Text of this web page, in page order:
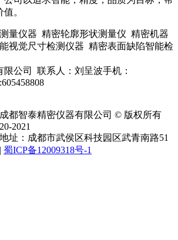
。
量仪器 精密轮廓形状测量仪 精密机器
视觉尺寸检测仪器 精密表面缺陷智能检
限公司 联系人：刘呈波手机：
都智泰精密仪器有限公司 © 版权所有
2021
址：成都市武侯区科技园区武青南路51
蜀ICP备12009318号-1